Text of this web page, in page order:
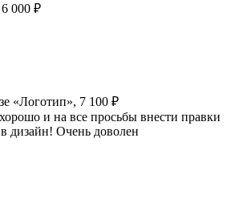
6 000 ₽
«Логотип», 7 100 ₽
и на все просьбы внести правки
дизайн! Очень доволен